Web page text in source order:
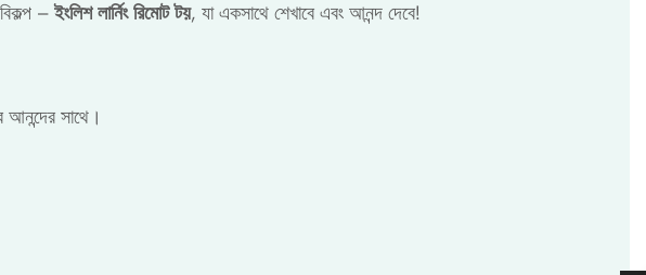
–ইংলিশ লার্নিং রিমোট টয়, যা একসাথে শেখাবে এবং আনন্দ দেবে!
সাথে।